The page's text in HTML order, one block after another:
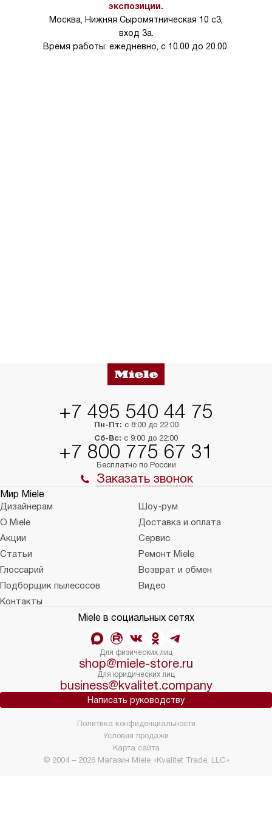
экспозиции.
Москва, Нижняя Сыромятническая 10 с3,
вход 3а.
Время работы: ежедневно, с 10.00 до 20.00.
+7 495 540 44 75
Пн-Пт: с 8:00 до 22:00
Сб-Вс: с 9:00 до 22:00
+7 800 775 67 31
Бесплатно по России
Заказать звонок
Мир Miele
Дизайнерам
Шоу-рум
О Miele
Доставка и оплата
Акции
Сервис
Статьи
Ремонт Miele
Глоссарий
Возврат и обмен
Подборщик пылесосов
Видео
Контакты
Miele в социальных сетях
Для физических лиц
shop@miele-store.ru
Для юридических лиц
business@kvalitet.company
Написать руководству
© 2004 – 2026 Магазин Miele «Kvalitet Trade, LLC»
Политика конфиденциальности
Условия продажи
Карта сайта